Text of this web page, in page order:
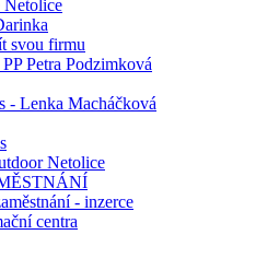
Netolice
svou firmu
Petra Podzimková
- Lenka Macháčková
Netolice
- inzerce
centra